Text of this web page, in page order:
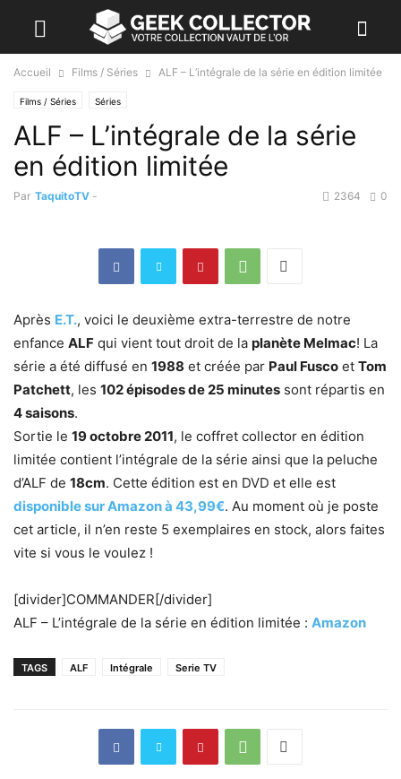
Accueil Films / Séries ALF – L’intégrale de la série en édition limitée
Films / Séries Séries
ALF – L’intégrale de la série
en édition limitée
Par TaquitoTV - 0
2364
Après E.T., voici le deuxième extra-terrestre de notre
enfance ALF qui vient tout droit de la planète Melmac! La
série a été diffusé en 1988 et créée par Paul Fusco et Tom
Patchett, les 102 épisodes de 25 minutes sont répartis en
4 saisons.
Sortie le 19 octobre 2011, le coffret collector en édition
limitée contient l’intégrale de la série ainsi que la peluche
d’ALF de 18cm. Cette édition est en DVD et elle est
disponible sur Amazon à 43,99€. Au moment où je poste
cet article, il n’en reste 5 exemplaires en stock, alors faites
vite si vous le voulez !
[divider]COMMANDER[/divider]
ALF – L’intégrale de la série en édition limitée : Amazon
TAGS ALF Intégrale Serie TV